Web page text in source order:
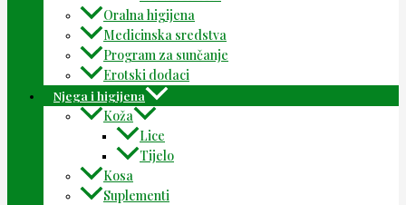
Oralna higijena
Medicinska sredstva
Program za sunčanje
Erotski dodaci
Njega i higijena
Koža
Lice
Tijelo
Kosa
Suplementi